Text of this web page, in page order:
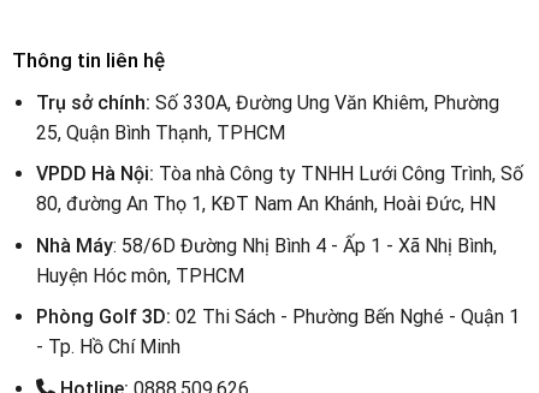
Thông tin liên hệ
Trụ sở chính: Số 330A, Đường Ung Văn Khiêm, Phường
25, Quận Bình Thạnh, TPHCM
VPDD Hà Nội: Tòa nhà Công ty TNHH Lưới Công Trình, Số
80, đường An Thọ 1, KĐT Nam An Khánh, Hoài Đức, HN
Nhà Máy: 58/6D Đường Nhị Bình 4 - Ấp 1 - Xã Nhị Bình,
Huyện Hóc môn, TPHCM
Phòng Golf 3D:02 Thi Sách - Phường Bến Nghé - Quận 1
- Tp. Hồ Chí Minh